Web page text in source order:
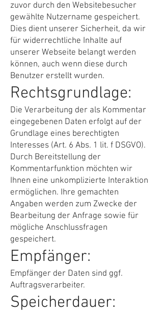
zuvor durch den Websitebesucher
gewählte Nutzername gespeichert.
Dies dient unserer Sicherheit, da wir
für widerrechtliche Inhalte auf
unserer Webseite belangt werden
können, auch wenn diese durch
Benutzer erstellt wurden.
Rechtsgrundlage:
Die Verarbeitung der als Kommentar
eingegebenen Daten erfolgt auf der
Grundlage eines berechtigten
Interesses (Art. 6 Abs. 1 lit. f DSGVO).
Durch Bereitstellung der
Kommentarfunktion möchten wir
Ihnen eine unkomplizierte Interaktion
ermöglichen. Ihre gemachten
Angaben werden zum Zwecke der
Bearbeitung der Anfrage sowie für
mögliche Anschlussfragen
gespeichert.
Empfänger:
Empfänger der Daten sind ggf.
Auftragsverarbeiter.
Speicherdauer: